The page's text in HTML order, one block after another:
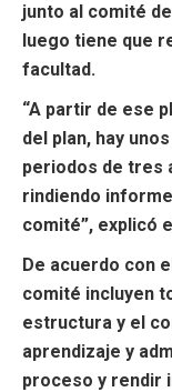
junto al comité
luego tiene que
facultad.
“A partir de ese
del plan, hay
periodos de tres
rindiendo
comité”, explicó
De acuerdo con
comité incluyen
estructura y el
aprendizaje y
proceso y rendir